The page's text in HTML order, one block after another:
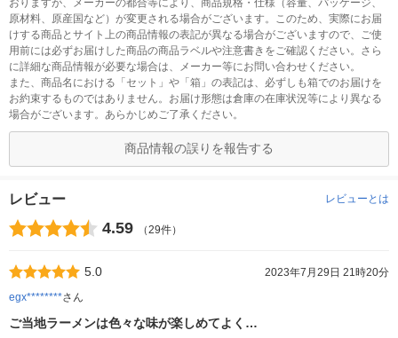
おりますが、メーカーの都合等により、商品規格・仕様（容量、パッケージ、
原材料、原産国など）が変更される場合がございます。このため、実際にお届
けする商品とサイト上の商品情報の表記が異なる場合がございますので、ご使
用前には必ずお届けした商品の商品ラベルや注意書きをご確認ください。さら
に詳細な商品情報が必要な場合は、メーカー等にお問い合わせください。
また、商品名における「セット」や「箱」の表記は、必ずしも箱でのお届けを
お約束するものではありません。お届け形態は倉庫の在庫状況等により異なる
場合がございます。あらかじめご了承ください。
商品情報の誤りを報告する
レビュー レビューとは
4.59 （29件）
5.0
2023年7月29日 21時20分
egx********さん
ご当地ラーメンは色々な味が楽しめてよく…